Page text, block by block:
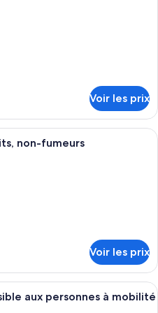
Voir les prix
Une chambre d’hôtel avec deux lits,
non-fumeurs
Voir les prix
Une chambre d’hôtel avec deux lits,
aux personnes à mobilité